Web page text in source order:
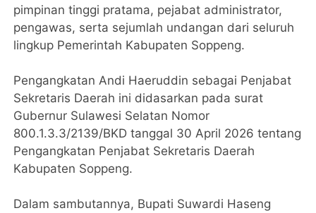
pimpinan tinggi pratama, pejabat administrator,
pengawas, serta sejumlah undangan dari seluruh
lingkup Pemerintah Kabupaten Soppeng.
Pengangkatan Andi Haeruddin sebagai Penjabat
Sekretaris Daerah ini didasarkan pada surat
Gubernur Sulawesi Selatan Nomor
800.1.3.3/2139/BKD tanggal 30 April 2026 tentang
Pengangkatan Penjabat Sekretaris Daerah
Kabupaten Soppeng.
Dalam sambutannya, Bupati Suwardi Haseng